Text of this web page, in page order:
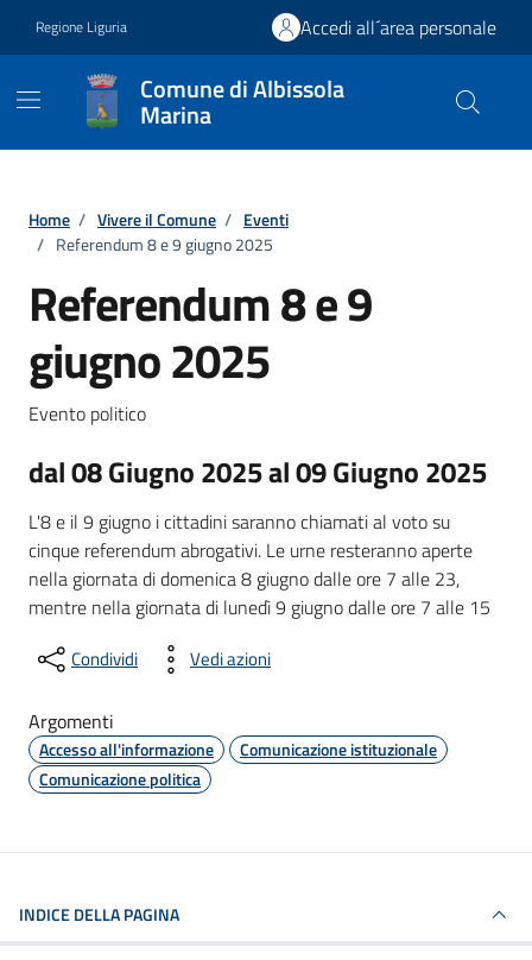
Regione Liguria Accedi all´area personale
Comune di Albissola
Marina
Home / Vivere il Comune / Eventi
/ Referendum 8 e 9 giugno 2025
Referendum 8 e 9
giugno 2025
Evento politico
dal 08 Giugno 2025 al 09 Giugno 2025
L'8 e il 9 giugno i cittadini saranno chiamati al voto su
cinque referendum abrogativi. Le urne resteranno aperte
nella giornata di domenica 8 giugno dalle ore 7 alle 23,
mentre nella giornata di lunedì 9 giugno dalle ore 7 alle 15
Condividi Vedi azioni
Argomenti
Accesso all'informazione
Comunicazione istituzionale
Comunicazione politica
INDICE DELLA PAGINA